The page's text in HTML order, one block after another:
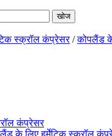
स्क्रॉल कंप्रेसर/कोपलैंड के
कंप्रेसर
के लिए हर्मेटिक स्क्रॉल